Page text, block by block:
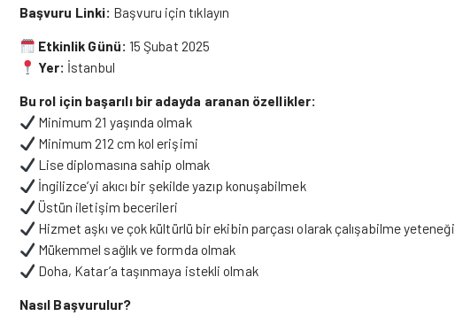
Başvuru Linki: Başvuru için tıklayın
Etkinlik Günü: 15 Şubat 2025
Yer: İstanbul
Bu rol için başarılı bir adayda aranan özellikler:
Minimum 21 yaşında olmak
Minimum 212 cm kol erişimi
Lise diplomasına sahip olmak
İngilizce’yi akıcı bir şekilde yazıp konuşabilmek
Üstün iletişim becerileri
Hizmet aşkı ve çok kültürlü bir ekibin parçası olarak çalışabilme yeteneği
Mükemmel sağlık ve formda olmak
Doha, Katar’a taşınmaya istekli olmak
Nasıl Başvurulur?